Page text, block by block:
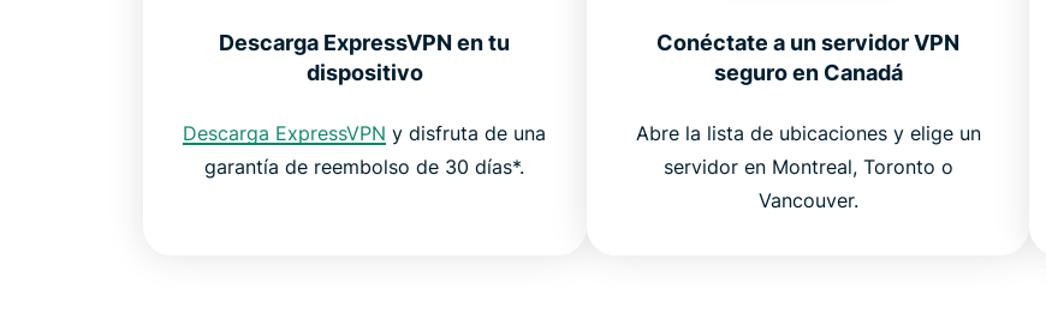
Descarga ExpressVPN en tu
dispositivo
Descarga ExpressVPN y disfruta de una
garantía de reembolso de 30 días*.
Conéctate a un servidor VPN
seguro en Canadá
Abre la lista de ubicaciones y elige un
servidor en Montreal, Toronto o
Vancouver.